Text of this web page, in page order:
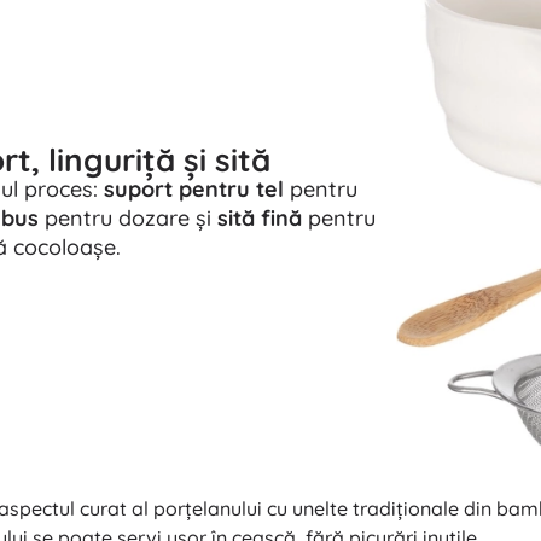
linguriță și sită
proces: suport pentru tel pentru
pentru dozare și sită finăpentru
cocoloașe.
curat al porțelanului cu unelte tradiționale din